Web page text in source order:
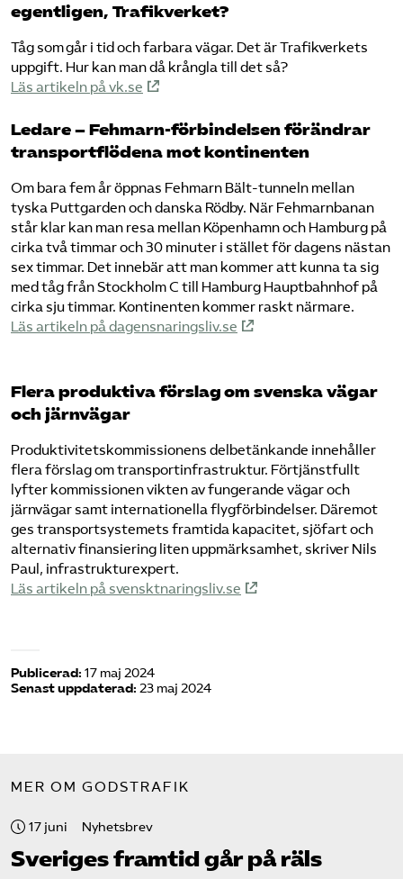
egentligen, Trafikverket?
Tåg som går i tid och farbara vägar. Det är Trafikverkets
uppgift. Hur kan man då krångla till det så?
Läs artikeln på vk.se
Ledare – Fehmarn-förbindelsen förändrar
transportflödena mot kontinenten
Om bara fem år öppnas Fehmarn Bält-tunneln mellan
tyska Puttgarden och danska Rödby. När Fehmarnbanan
står klar kan man resa mellan Köpenhamn och Hamburg på
cirka två timmar och 30 minuter i stället för dagens nästan
sex timmar. Det innebär att man kommer att kunna ta sig
med tåg från Stockholm C till Hamburg Hauptbahnhof på
cirka sju timmar. Kontinenten kommer raskt närmare.
Läs artikeln på dagensnaringsliv.se
Flera produktiva förslag om svenska vägar
och järnvägar
Produktivitetskommissionens delbetänkande innehåller
flera förslag om transportinfrastruktur. Förtjänstfullt
lyfter kommissionen vikten av fungerande vägar och
järnvägar samt internationella flygförbindelser. Däremot
ges transportsystemets framtida kapacitet, sjöfart och
alternativ finansiering liten uppmärksamhet, skriver Nils
Paul, infrastrukturexpert.
Läs artikeln på svensktnaringsliv.se
Publicerad: 17 maj 2024
Senast uppdaterad: 23 maj 2024
MER OM GODSTRAFIK
17 juni Nyhetsbrev
Sveriges framtid går på räls